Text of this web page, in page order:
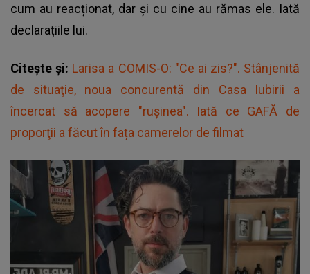
cum au reacționat, dar și cu cine au rămas ele. Iată
declarațiile lui.
Citește și: Larisa a COMIS-O: "Ce ai zis?". Stânjenită
de situaţie, noua concurentă din Casa Iubirii a
încercat să acopere "ruşinea". Iată ce GAFĂ de
proporţii a făcut în fața camerelor de filmat